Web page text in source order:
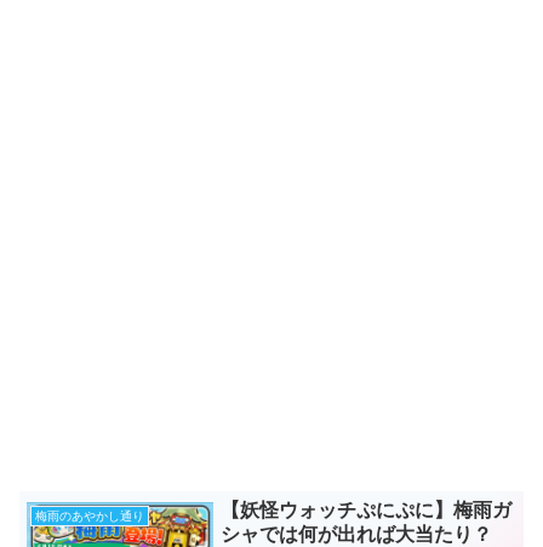
梅雨のあやかし通り
【妖怪ウォッチぷにぷに】梅雨ガ
シャでは何が出れば大当たり？